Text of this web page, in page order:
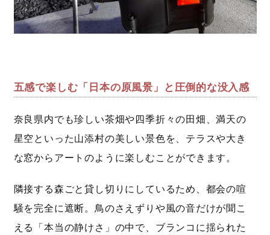
五感で楽しむ「日本の原風景」と圧倒的な没入感
奈良県内でも珍しい茶畑や四季折々の田畑、満天の
星空といった山添村の美しい景色を、テラスや大き
な窓からアートのように楽しむことができます。
隣接する森ごと貸し切りにしているため、都会の喧
騒を完全に遮断。鳥のさえずりや風の音だけが聞こ
える「本当の静けさ」の中で、ブランコに揺られた